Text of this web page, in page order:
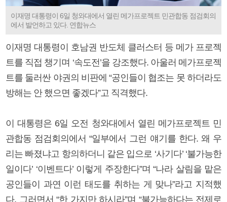
이재명 대통령이 6일 청와대에서 열린 메가프로젝트 민관합동 점검회의
에서 발언하고 있다. 연합뉴스
이재명 대통령이 호남권 반도체 클러스터 등 메가 프로젝
트를 직접 챙기며 ‘속도전’을 강조했다. 아울러 메가프로젝
트를 둘러싼 야권의 비판에 “공인들이 협조는 못 하더라도
방해는 안 했으면 좋겠다”고 직격했다.
이 대통령은 6일 오전 청와대에서 열린 메가프로젝트 민
관합동 점검회의에서 “일부에서 그런 얘기를 한다. 왜 우
리는 빠졌냐고 항의하더니 같은 입으로 ‘사기다’ ‘불가능한
일이다’ ‘이벤트다’ 이렇게 주장한다”며 “나라 살림을 맡은
공인들이 과연 이런 태도를 취하는 게 맞나”라고 지적했
다. 그러면서 “한 가지만 하시라”며 “불가능하다는 전제로